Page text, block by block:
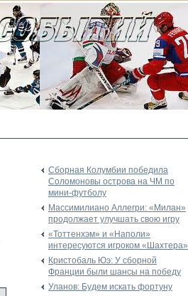
Сборная Колумбии победила
Соломоновы острова на ЧМ по
мини-футболу
Массимилиано Аллегри: «Милан»
продолжает улучшать свою игру
«Тоттенхэм» и «Наполи»
интересуются игроком «Шахтера»
Кристобаль Юэ: У сборной
Франции были шансы на победу
Уланов: Будем искать фортуну